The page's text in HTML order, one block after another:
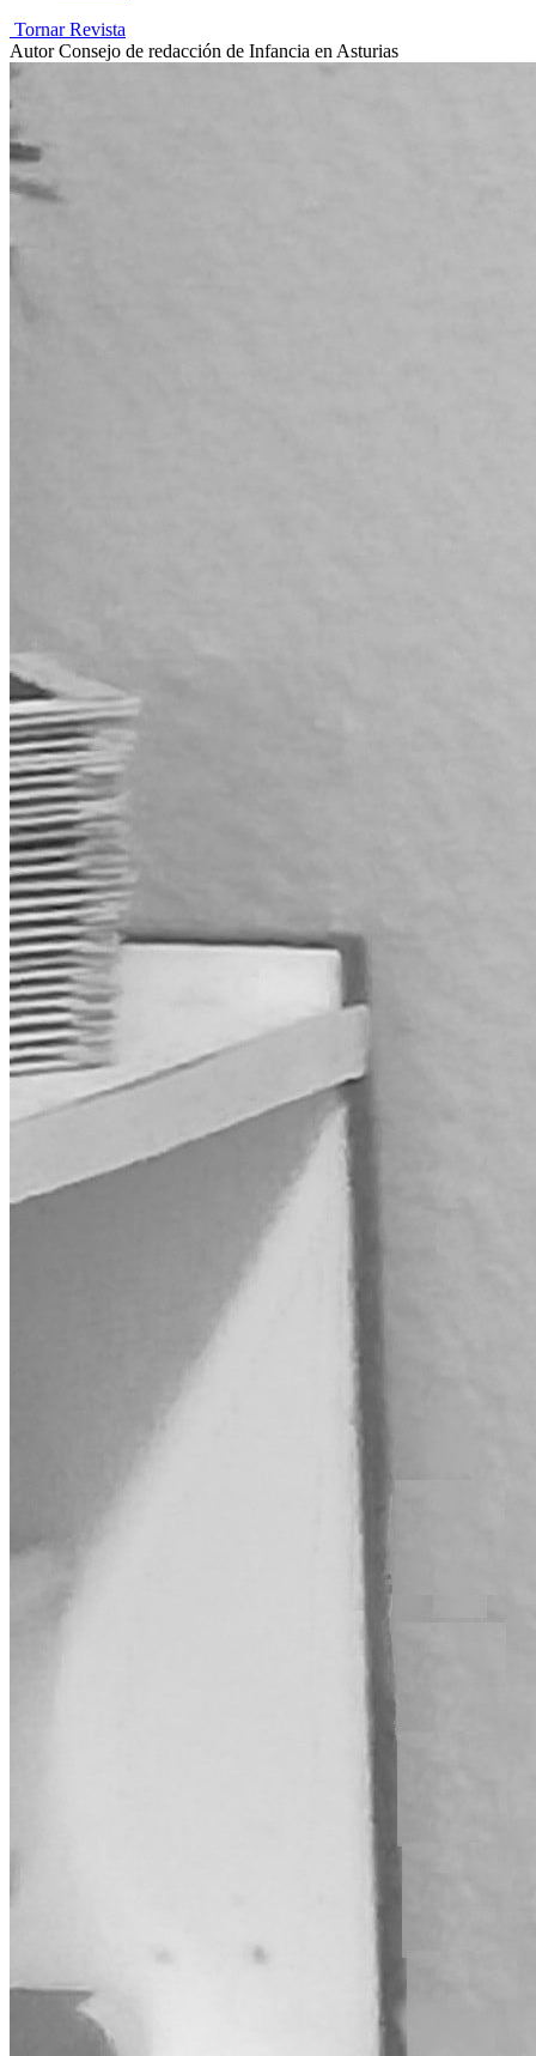
Tornar Revista
Autor Consejo de redacción de Infancia en Asturias